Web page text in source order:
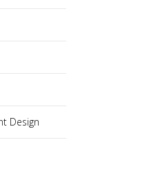
Design